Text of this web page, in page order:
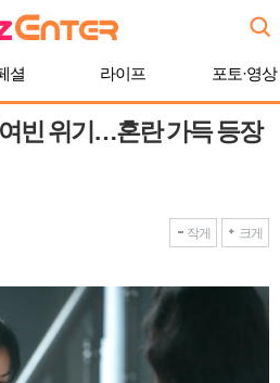
셜 라이프 포토·영상
빈 위기…혼란 가득 등장
작게 크게